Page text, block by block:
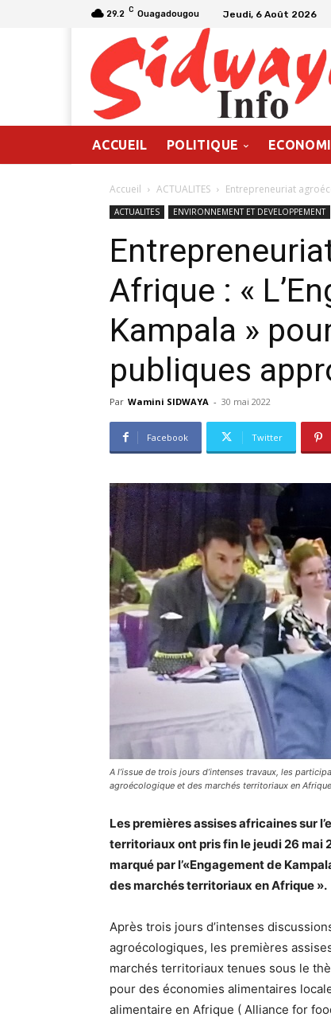
29.2 C Ouagadougou Jeudi, 6 Août 2026
ACCUEIL POLITIQUE
Accueil ACTUALITES Entrepreneuriat
ACTUALITES ENVIRONNEMENT ET DEVELOPPEMENT
Afrique : «
Kampala »
publiques
Par Wamini SIDWAYA - 30 mai 2022
Facebook Twitter
A l’issue de trois jours d’intenses travaux, les
agroécologique et des marchés territoriaux en
Les premières assises africaines sur
territoriaux ont pris fin le jeudi 26 mai
marqué par l’«Engagement de
des marchés territoriaux en Afrique ».
Après trois jours d’intenses
agroécologiques, les premières
marchés territoriaux tenues sous le
pour des économies alimentaires
alimentaire en Afrique ( Alliance for